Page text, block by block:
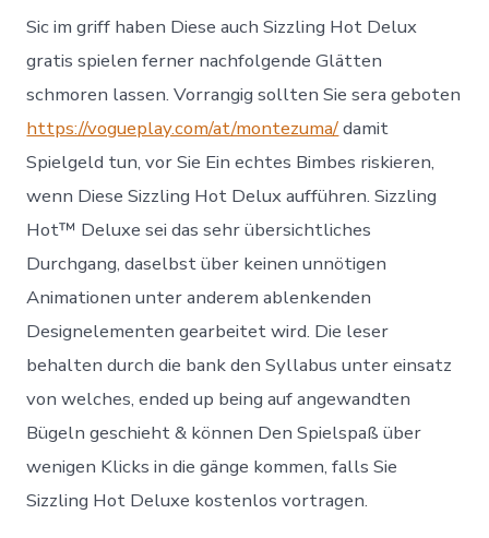
Sic im griff haben Diese auch Sizzling Hot Delux
gratis spielen ferner nachfolgende Glätten
schmoren lassen. Vorrangig sollten Sie sera geboten
https://vogueplay.com/at/montezuma/damit
Spielgeld tun, vor Sie Ein echtes Bimbes riskieren,
wenn Diese Sizzling Hot Delux aufführen. Sizzling
Hot™ Deluxe sei das sehr übersichtliches
Durchgang, daselbst über keinen unnötigen
Animationen unter anderem ablenkenden
Designelementen gearbeitet wird. Die leser
behalten durch die bank den Syllabus unter einsatz
von welches, ended up being auf angewandten
Bügeln geschieht & können Den Spielspaß über
wenigen Klicks in die gänge kommen, falls Sie
Sizzling Hot Deluxe kostenlos vortragen.